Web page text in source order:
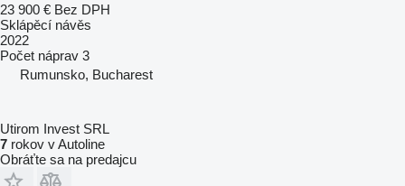
23 900 € Bez DPH
Sklápěcí návěs
2022
Počet náprav 3
Rumunsko, Bucharest
Utirom Invest SRL
7 rokov v Autoline
Obráťte sa na predajcu